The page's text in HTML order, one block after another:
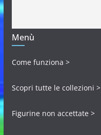
Menù
Come funziona >
Scopri tutte le collezioni >
Figurine non accettate >